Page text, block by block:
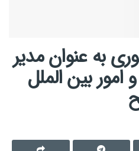
به عنوان مدیر
بین الملل